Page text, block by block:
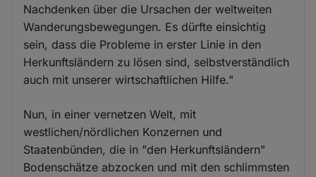
Nachdenken über die Ursachen der weltweiten
Wanderungsbewegungen. Es dürfte einsichtig
sein, dass die Probleme in erster Linie in den
Herkunftsländern zu lösen sind, selbstverständlich
auch mit unserer wirtschaftlichen Hilfe."
Nun, in einer vernetzen Welt, mit
westlichen/nördlichen Konzernen und
Staatenbünden, die in "den Herkunftsländern"
Bodenschätze abzocken und mit den schlimmsten